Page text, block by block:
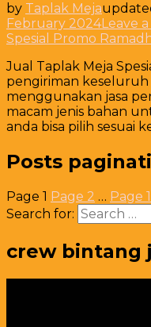
by Taplak Meja
February 2024Leave
Spesial Promo
Jual Taplak Meja
pengiriman keseluruh
menggunakan jasa
macam jenis bahan
anda bisa pilih sesuai
Posts
Page 1 Page 2 … Page
Search for:
crew bintang